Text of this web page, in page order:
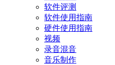
软件评测
软件使用指南
硬件使用指南
视频
录音混音
音乐制作